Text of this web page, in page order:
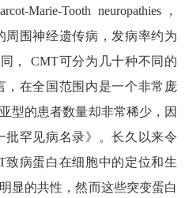
Marie-Tooth neuropathies，
周围神经遗传病，发病率约为
， CMT可分为几十种不同的
，在全国范围内是一个非常庞
型的患者数量却非常稀少，因
批罕见病名录》。长久以来令
致病蛋白在细胞中的定位和生
显的共性，然而这些突变蛋白